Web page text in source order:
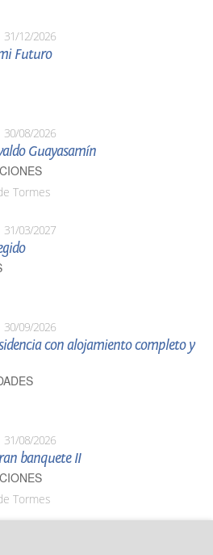
31/12/2026
Futuro
30/08/2026
Guayasamín
Tormes
31/03/2027
30/09/2026
con alojamiento completo y
31/08/2026
banquete II
Tormes